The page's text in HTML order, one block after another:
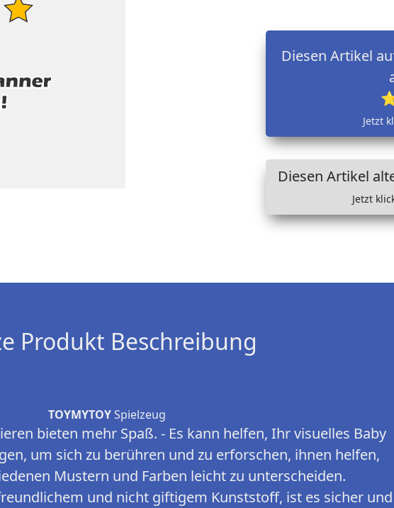
Diesen Artikel
Jetzt
Diesen Artikel
Jetzt
Produkt Beschreibung
TOYMYTOYSpielzeug
bieten mehr Spaß. - Es kann helfen, Ihr visuelles Baby
um sich zu berühren und zu erforschen, ihnen helfen,
Mustern und Farben leicht zu unterscheiden.
und nicht giftigem Kunststoff, ist es sicher und